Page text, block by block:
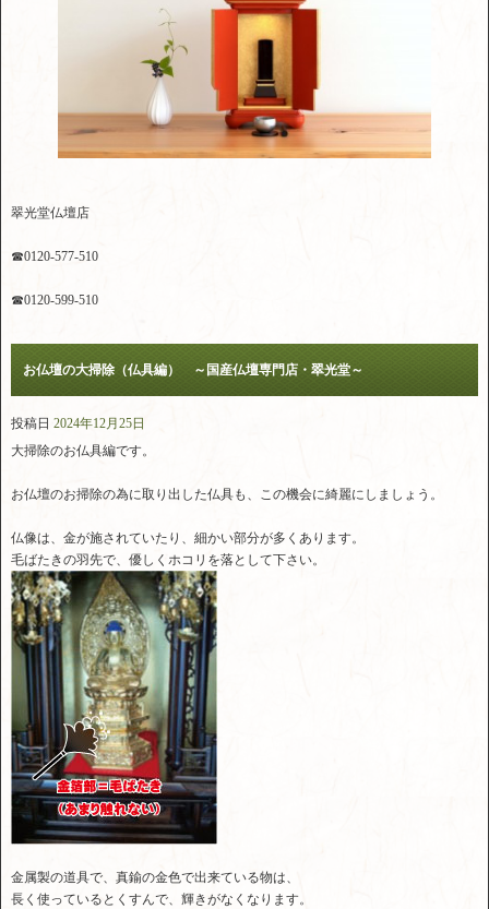
翠光堂仏壇店
☎0120-577-510
☎0120-599-510
お仏壇の大掃除（仏具編） ～国産仏壇専門店・翠光堂～
投稿日 2024年12月25日
大掃除のお仏具編です。
お仏壇のお掃除の為に取り出した仏具も、この機会に綺麗にしましょう。
仏像は、金が施されていたり、細かい部分が多くあります。
毛ばたきの羽先で、優しくホコリを落として下さい。
金属製の道具で、真鍮の金色で出来ている物は、
長く使っているとくすんで、輝きがなくなります。